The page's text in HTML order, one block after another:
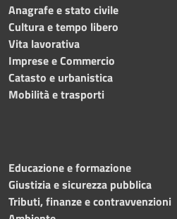
Anagrafe e stato civile
Cultura e tempo libero
Vita lavorativa
Imprese e Commercio
Catasto e urbanistica
Mobilità e trasporti
Educazione e formazione
Giustizia e sicurezza pubblica
Tributi, finanze e contravvenzioni